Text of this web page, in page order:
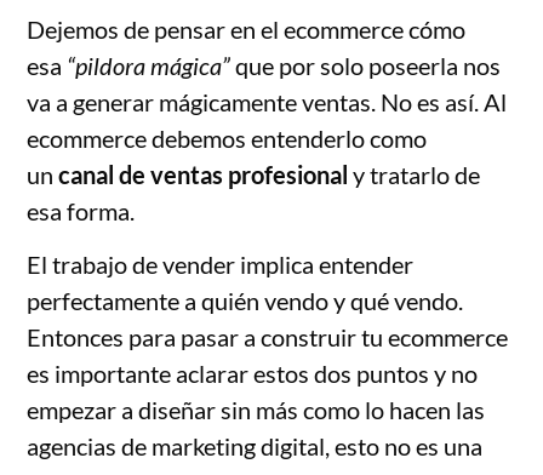
Dejemos de pensar en el ecommerce cómo
esa “pildora mágica”que por solo poseerla nos
va a generar mágicamente ventas. No es así. Al
ecommerce debemos entenderlo como
uncanal de ventas profesional y tratarlo de
esa forma.
El trabajo de vender implica entender
perfectamente a quién vendo y qué vendo.
Entonces para pasar a construir tu ecommerce
es importante aclarar estos dos puntos y no
empezar a diseñar sin más como lo hacen las
agencias de marketing digital, esto no es una